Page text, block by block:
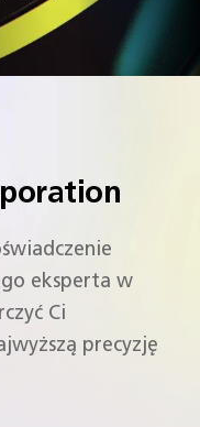
eksperta w
Ci
precyzję